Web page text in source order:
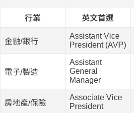
行業 英文首選
金融/銀行
Assistant Vice
President (AVP)
電子/製造
Assistant
General
Manager
房地產/保險
Associate Vice
President